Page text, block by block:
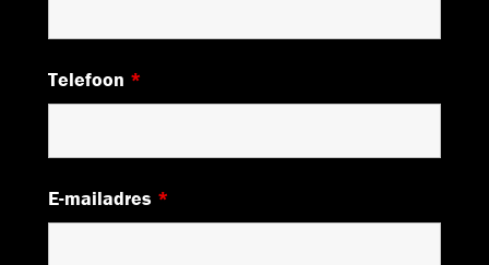
Telefoon *
E-mailadres *